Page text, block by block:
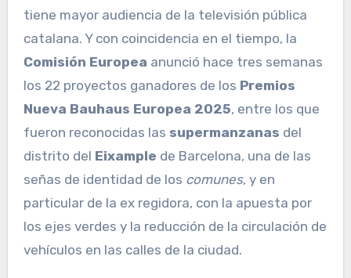
tiene mayor audiencia de la televisión pública
catalana. Y con coincidencia en el tiempo, la
Comisión Europea anunció hace tres semanas
los 22 proyectos ganadores de los Premios
Nueva Bauhaus Europea 2025, entre los que
fueron reconocidas las supermanzanas del
distrito del Eixample de Barcelona, una de las
señas de identidad de los comunes, y en
particular de la ex regidora, con la apuesta por
los ejes verdes y la reducción de la circulación de
vehículos en las calles de la ciudad.